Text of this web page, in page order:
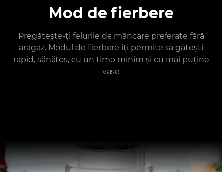
Mod de fierbere
Pregătește-ți felurile de mâncare preferate fără
aragaz. Modul de fierbere îți permite să gătești
rapid, sănătos, cu un timp minim și cu mai puține
vase